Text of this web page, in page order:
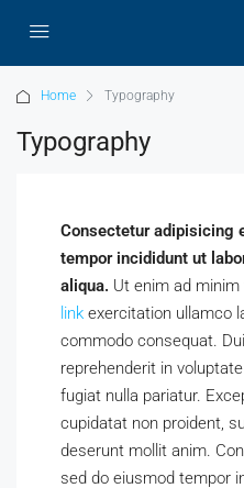
Home Typography
Typography
Consectetur adipisicing
tempor incididunt ut
aliqua. Ut enim ad
link exercitation ullamco
commodo consequat.
reprehenderit in
fugiat nulla pariatur.
cupidatat non proident,
deserunt mollit anim.
sed do eiusmod tempor